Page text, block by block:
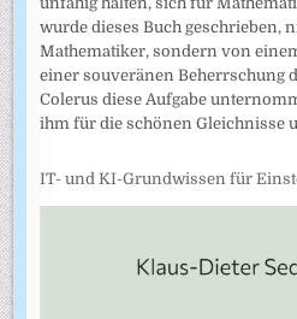
wurde dieses Buch geschrieben,
Mathematiker, sondern von
einer souveränen Beherrschung
Colerus diese Aufgabe
ihm für die schönen Gleichnisse
IT- und KI-Grundwissen für